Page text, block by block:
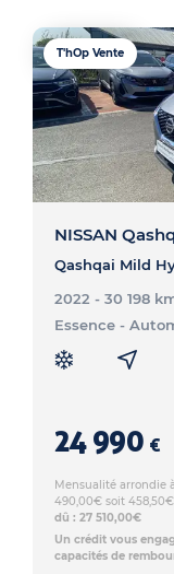
T'hOp Vente
NISSAN
Qashqai Mild
2022 - 30 198
Essence -
24 990 €
Mensualité arrondie
490,00€ soit
dû : 27 510,00€
Un crédit vous
capacités de